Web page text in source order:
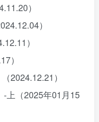
）
）
）
）
2024.12.21）
-上（2025年01月15